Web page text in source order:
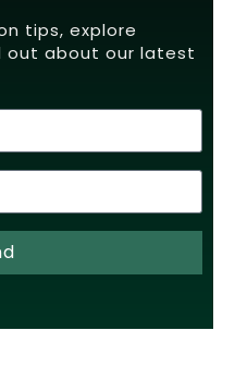
tips, explore
out about our latest